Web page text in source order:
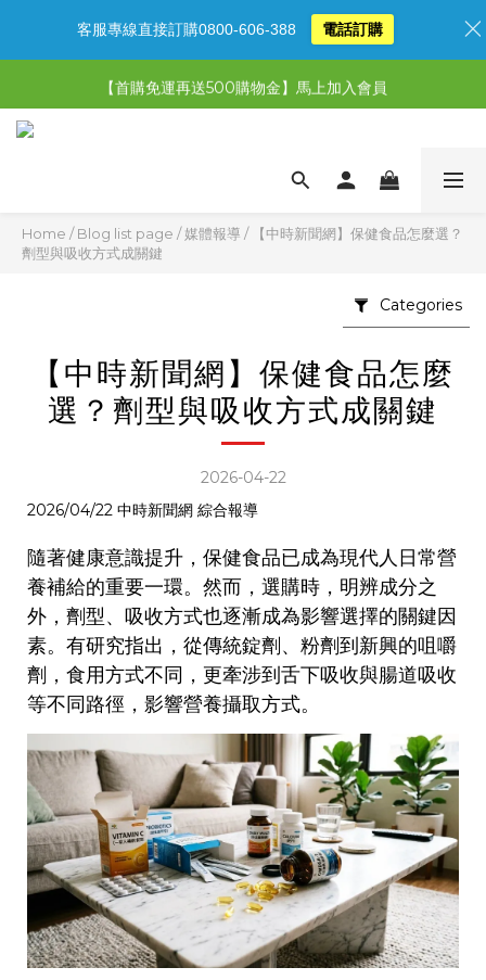
【限時特惠】全館滿1,000送500購物金！
【限時特惠】超值5選3，最高現省1,770元
【首購免運再送500購物金】馬上加入會員
Home /Blog list page /媒體報導 /
【中時新聞網】保健食品怎麼選？
劑型與吸收方式成關鍵
Categories
【中時新聞網】保健食品怎麼
選？劑型與吸收方式成關鍵
2026-04-22
2026/04/22 中時新聞網 綜合報導
隨著健康意識提升，保健食品已成為現代人日常營
養補給的重要一環。然而，選購時，明辨成分之
外，劑型、吸收方式也逐漸成為影響選擇的關鍵因
素。有研究指出，從傳統錠劑、粉劑到新興的咀嚼
劑，食用方式不同，更牽涉到舌下吸收與腸道吸收
等不同路徑，影響營養攝取方式。
客服專線直接訂購0800-606-388 電話訂購